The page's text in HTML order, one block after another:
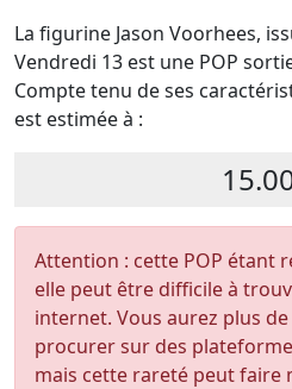
La figurine Jason Voorhees,
Vendredi 13 est une POP
Compte tenu de ses
est estimée à :
Attention : cette POP étant
elle peut être difficile à
internet. Vous aurez plus
procurer sur des
mais cette rareté peut faire